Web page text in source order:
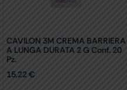
CAVILON 3M CREMA BARRIERA
A LUNGA DURATA 2 G Conf. 20
Pz.
15,22€